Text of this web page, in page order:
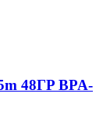
48ΓΡ BPA-